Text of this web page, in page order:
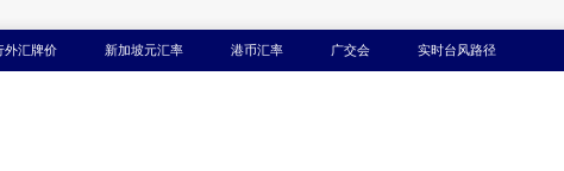
外汇牌价 新加坡元汇率 港币汇率 广交会 实时台风路径